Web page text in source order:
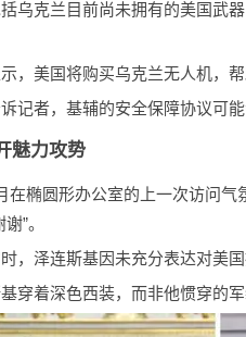
乌克兰目前尚未拥有的美国武
，美国将购买乌克兰无人机，
记者，基辅的安全保障协议可能
魅力攻势
在椭圆形办公室的上一次访问
”。
时，泽连斯基因未充分表达对美
穿着深色西装，而非他惯穿的